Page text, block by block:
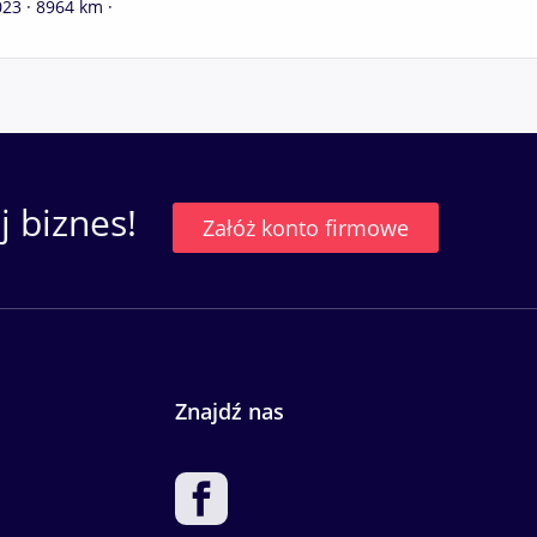
· 8964 km ·
biznes! Załóż konto firmowe
Znajdź nas